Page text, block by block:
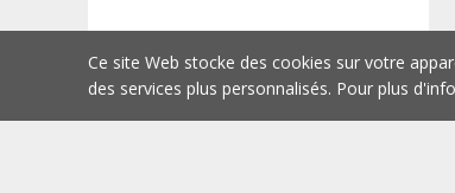
Ce site Web stocke des cookies sur votre
des services plus personnalisés. Pour plus